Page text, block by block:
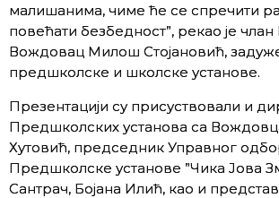
малишанима, чиме ће се спречити
повећати безбедност”, рекао је
Вождовац Милош Стојановић,
предшколске и школске установе.
Презентацији су присуствовали и
Предшколских установа са
Хутовић, председник Управног
Предшколске установе ”Чика Јова
Сантрач, Бојана Илић, као и